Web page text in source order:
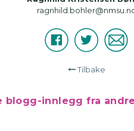
Del
FacebookTwitterE-
post
Tilbake
blogg-innlegg fra